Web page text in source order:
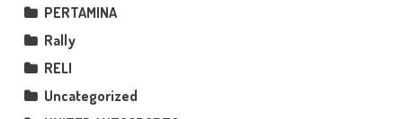
PERTAMINA
Rally
RELI
Uncategorized